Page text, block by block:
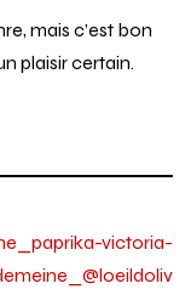
mais c’est bon
plaisir certain.